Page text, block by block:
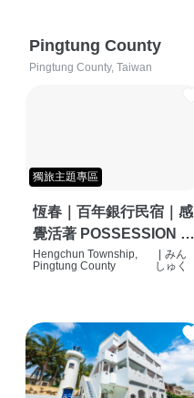
Pingtung County
Pingtung County, Taiwan
獨旅主題專區
恆春｜百年銀行民宿｜感
覺活著 POSSESSION |
背包客棧 | 恆春必住特色
Hengchun Township,
Pingtung County
みん
しゅく